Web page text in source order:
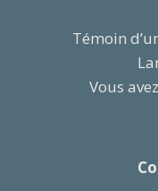
Témoin
Vous